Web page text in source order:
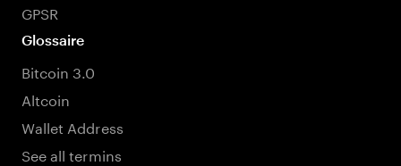
GPSR
Glossaire
Bitcoin 3.0
Altcoin
Wallet Address
See all termins